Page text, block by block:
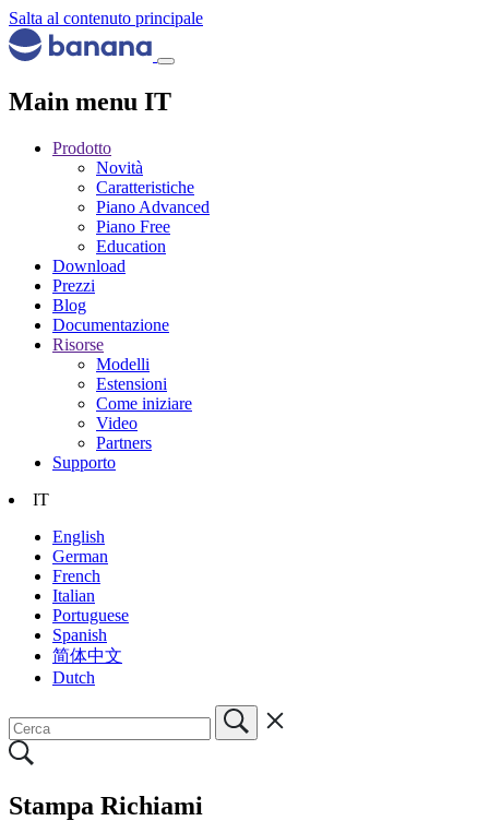
Salta al contenuto principale
Main menu IT
Prodotto
Novità
Caratteristiche
Piano Advanced
Piano Free
Education
Download
Prezzi
Blog
Documentazione
Risorse
Modelli
Estensioni
Come iniziare
Video
Partners
Supporto
IT
English
German
French
Italian
Portuguese
Spanish
简体中文
Dutch
Stampa Richiami